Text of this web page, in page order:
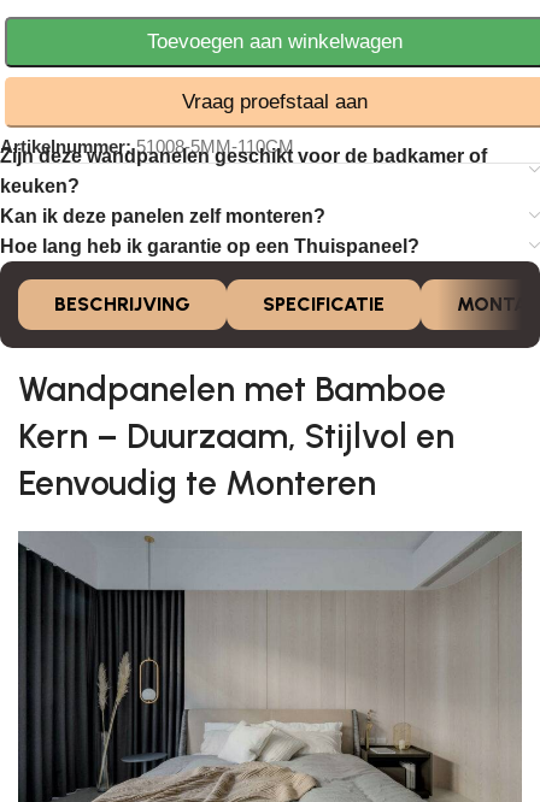
Toevoegen aan winkelwagen
Vraag proefstaal aan
Artikelnummer:51008-5MM-110CM
Zijn deze wandpanelen geschikt voor de badkamer of
keuken?
Kan ik deze panelen zelf monteren?
Hoe lang heb ik garantie op een Thuispaneel?
BESCHRIJVING SPECIFICATIE
Wandpanelen met Bamboe
Kern – Duurzaam, Stijlvol en
Eenvoudig te Monteren